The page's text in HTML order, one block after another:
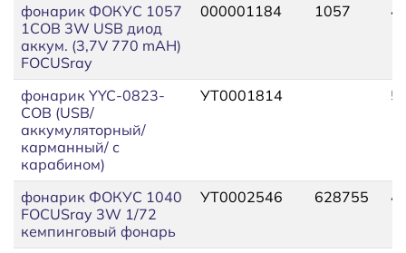
фонарик ФОКУС 1057
1COB 3W USB диод
аккум. (3,7V 770 mAH)
FOCUSray
000001184 1057
фонарик YYC-0823-
COB (USB/
аккумуляторный/
карманный/ с
карабином)
УТ0001814
фонарик ФОКУС 1040
FOCUSray 3W 1/72
кемпинговый фонарь
УТ0002546 628755